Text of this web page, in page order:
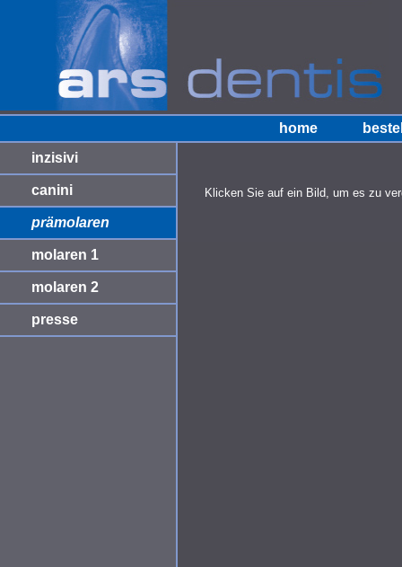
home
inzisivi
canini
prämolaren
molaren 1
molaren 2
presse
Klicken Sie auf ein Bild, um es zu